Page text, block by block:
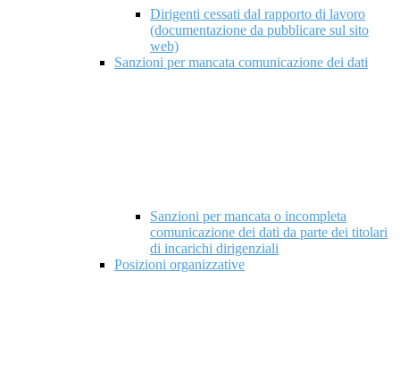
Dirigenti cessati dal rapporto di lavoro
(documentazione da pubblicare sul sito
web)
Sanzioni per mancata comunicazione dei dati
Sanzioni per mancata o incompleta
comunicazione dei dati da parte dei titolari
di incarichi dirigenziali
Posizioni organizzative